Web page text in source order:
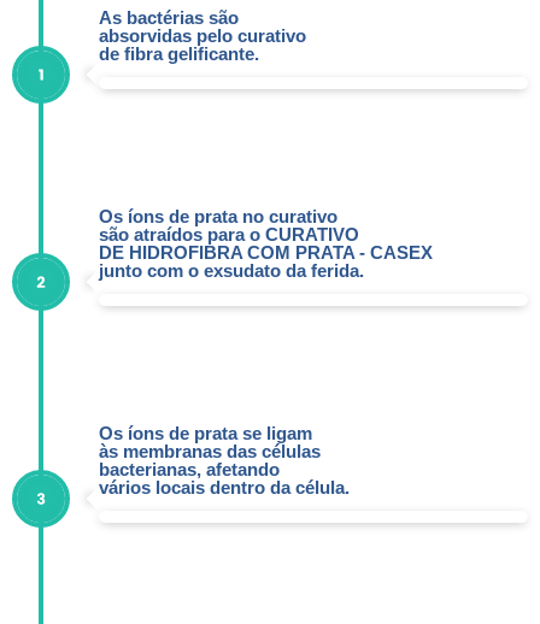
As bactérias são
absorvidas pelo curativo
de fibra gelificante.
Os íons de prata no curativo
são atraídos para o CURATIVO
DE HIDROFIBRA COM PRATA - CASEX
junto com o exsudato da ferida.
Os íons de prata se ligam
às membranas das células
bacterianas, afetando
vários locais dentro da célula.